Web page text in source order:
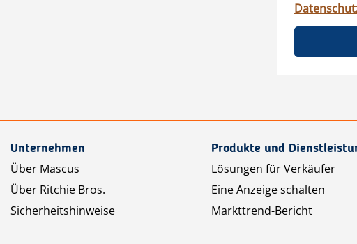
Unternehmen
Über Mascus
Über Ritchie Bros.
Sicherheitshinweise
Produkte und
Lösungen für Verkäufer
Eine Anzeige schalten
Markttrend-Bericht